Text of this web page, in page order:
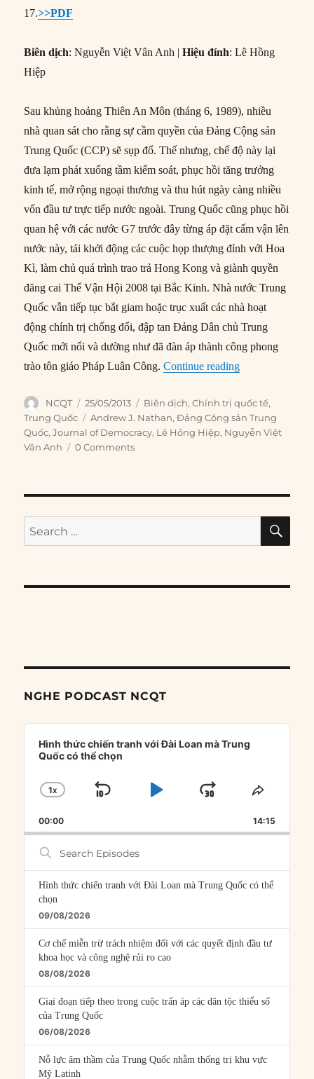
17.>>PDF
Biên dịch: Nguyễn Việt Vân Anh |Hiệu đính: Lê Hồng
Hiệp
Sau khủng hoảng Thiên An Môn (tháng 6, 1989), nhiều
nhà quan sát cho rằng sự cầm quyền của Đảng Cộng sản
Trung Quốc (CCP) sẽ sụp đổ. Thế nhưng, chế độ này lại
đưa lạm phát xuống tầm kiểm soát, phục hồi tăng trưởng
kinh tế, mở rộng ngoại thương và thu hút ngày càng nhiều
vốn đầu tư trực tiếp nước ngoài. Trung Quốc cũng phục hồi
quan hệ với các nước G7 trước đây từng áp đặt cấm vận lên
nước này, tái khởi động các cuộc họp thượng đỉnh với Hoa
Kì, làm chủ quá trình trao trả Hong Kong và giành quyền
đăng cai Thế Vận Hội 2008 tại Bắc Kinh. Nhà nước Trung
Quốc vẫn tiếp tục bắt giam hoặc trục xuất các nhà hoạt
động chính trị chống đối, đập tan Đảng Dân chủ Trung
Quốc mới nổi và dường như đã đàn áp thành công phong
trào tôn giáo Pháp Luân Công.Continue reading“#8 – Sự dẻo
Author
NCQT
Posted
on
25/05/2013 Categories
Biên dịch,Chính trị quốc tế,
Trung Quốc
Tags
Andrew J. Nathan,Đảng Cộng sản Trung
Quốc,Journal of Democracy, Lê Hồng Hiệp, Nguyễn Việt
Vân Anh
0 Comments
Search
for:
NGHE PODCAST NCQT
Audio
Player
Hình thức chiến tranh với Đài Loan mà Trung
Quốc có thể chọn
CHANGE
RATE
1X
SKIP
PLAYJUMP
FORWARD
SHARE
00:00 14:15
Search
Episodes
Hình thức chiến tranh với Đài Loan mà Trung Quốc có thể
chọn
09/08/2026
Cơ chế miễn trừ trách nhiệm đối với các quyết định đầu tư
khoa học và công nghệ rủi ro cao
08/08/2026
Giai đoạn tiếp theo trong cuộc trấn áp các dân tộc thiểu số
của Trung Quốc
06/08/2026
Nỗ lực âm thầm của Trung Quốc nhằm thống trị khu vực
Mỹ Latinh